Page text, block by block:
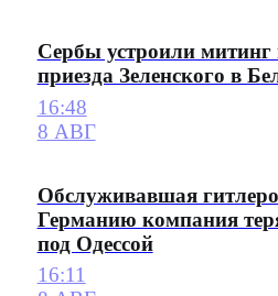
Сербы устроили митинг
приезда Зеленского в
16:48
8 АВГ
Обслуживавшая
Германию компания
под Одессой
16:11